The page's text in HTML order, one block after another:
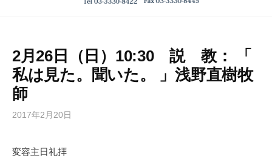
2月26日（日）10:30 説 教： 「
私は見た。聞いた。 」浅野直樹牧
師
2017年2月20日
変容主日礼拝